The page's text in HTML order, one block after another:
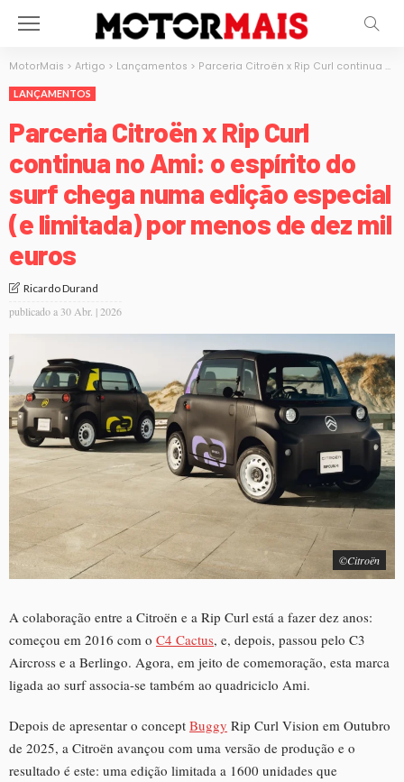
MotorMais > Artigo > Lançamentos > Parceria Citroën x Rip Curl continua no Ami: o espírito do surf chega numa edição especial (e limitada) por menos de dez mil euros
LANÇAMENTOS
Parceria Citroën x Rip Curl
continua no Ami: o espírito do
surf chega numa edição especial
(e limitada) por menos de dez mil
euros
Ricardo Durand
publicado a 30 Abr. | 2026
©Citroën
A colaboração entre a Citroën e a Rip Curl está a fazer dez anos:
começou em 2016 com o C4 Cactus, e, depois, passou pelo C3
Aircross e a Berlingo. Agora, em jeito de comemoração, esta marca
ligada ao surf associa-se também ao quadriciclo Ami.
Depois de apresentar o concept Buggy Rip Curl Vision em Outubro
de 2025, a Citroën avançou com uma versão de produção e o
resultado é este: uma edição limitada a 1600 unidades que